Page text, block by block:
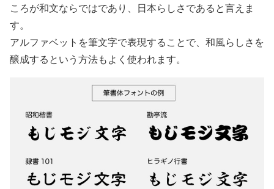
ころが和文ならではであり、日本らしさであると言えま
す。
アルファベットを筆文字で表現することで、和風らしさを
醸成するという方法もよく使われます。